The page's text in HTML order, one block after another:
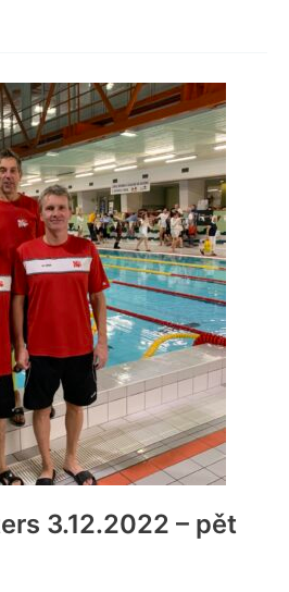
3.12.2022 – pět